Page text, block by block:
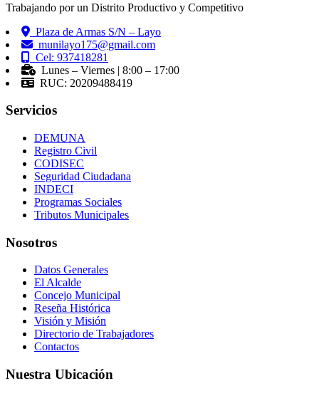
Trabajando por un Distrito Productivo y Competitivo
Plaza de Armas S/N – Layo
munilayo175@gmail.com
Cel: 937418281
Lunes – Viernes | 8:00 – 17:00
RUC: 20209488419
Servicios
DEMUNA
Registro Civil
CODISEC
Seguridad Ciudadana
INDECI
Programas Sociales
Tributos Municipales
Nosotros
Datos Generales
El Alcalde
Concejo Municipal
Reseña Histórica
Visión y Misión
Directorio de Trabajadores
Contactos
Nuestra Ubicación